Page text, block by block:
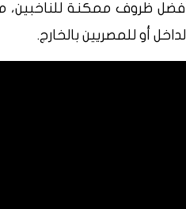
أفضل ظروف ممكنة
الداخل أو للمصريين بالخارج.